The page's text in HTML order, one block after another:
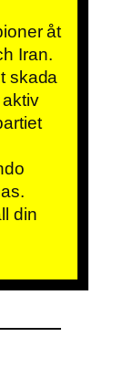
åt
Iran.
skada
aktiv
din